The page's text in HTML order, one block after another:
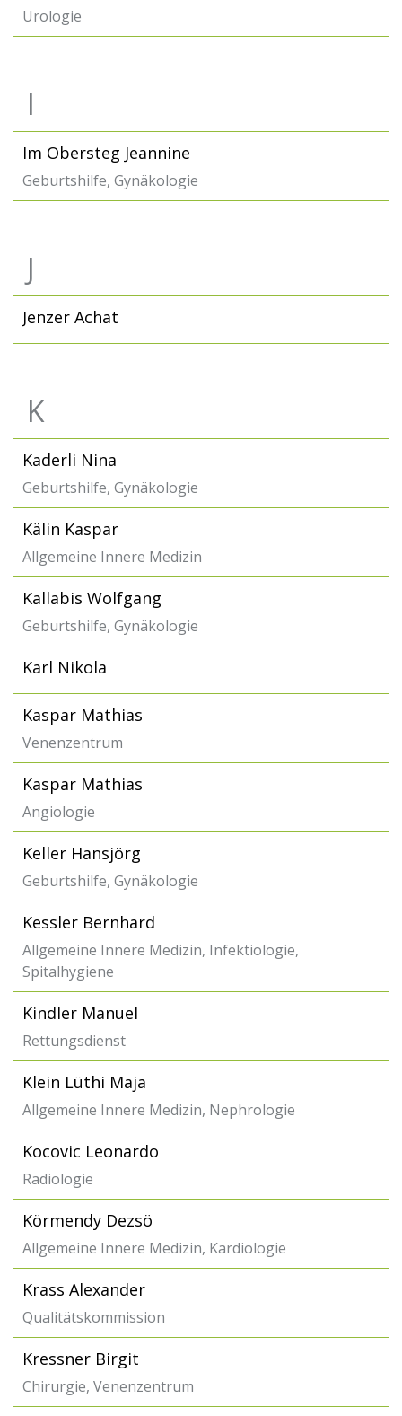
Urologie
I
Im Obersteg Jeannine
Geburtshilfe, Gynäkologie
J
Jenzer Achat
K
Kaderli Nina
Geburtshilfe, Gynäkologie
Kälin Kaspar
Allgemeine Innere Medizin
Kallabis Wolfgang
Geburtshilfe, Gynäkologie
Karl Nikola
Kaspar Mathias
Venenzentrum
Kaspar Mathias
Angiologie
Keller Hansjörg
Geburtshilfe, Gynäkologie
Kessler Bernhard
Allgemeine Innere Medizin, Infektiologie,
Spitalhygiene
Kindler Manuel
Rettungsdienst
Klein Lüthi Maja
Allgemeine Innere Medizin, Nephrologie
Kocovic Leonardo
Radiologie
Körmendy Dezsö
Allgemeine Innere Medizin, Kardiologie
Krass Alexander
Qualitätskommission
Kressner Birgit
Chirurgie, Venenzentrum